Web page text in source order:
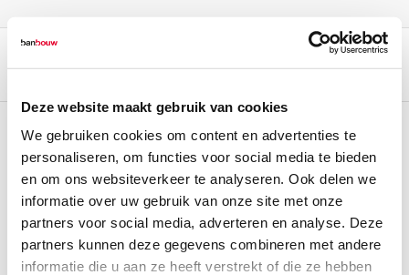
Deze website maakt gebruik van cookies
We gebruiken cookies om content en advertenties te
personaliseren, om functies voor social media te bieden
en om ons websiteverkeer te analyseren. Ook delen we
informatie over uw gebruik van onze site met onze
partners voor social media, adverteren en analyse. Deze
partners kunnen deze gegevens combineren met andere
informatie die u aan ze heeft verstrekt of die ze hebben